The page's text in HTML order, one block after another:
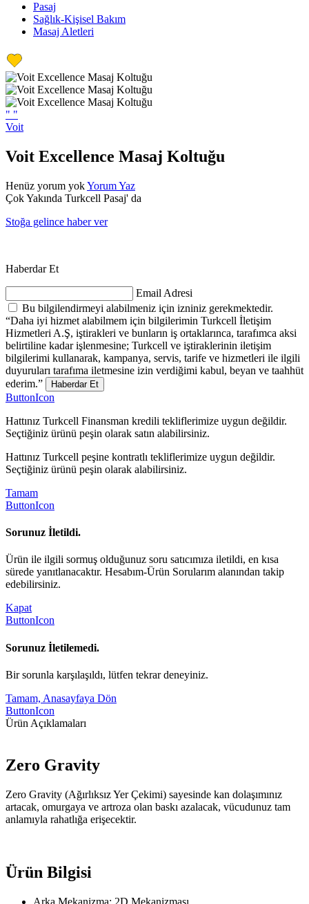
Pasaj
Sağlık-Kişisel Bakım
Masaj Aletleri
" "
Voit
Voit Excellence Masaj Koltuğu
Henüz yorum yokYorum Yaz
Çok Yakında Turkcell Pasaj' da
Stoğa gelince haber ver
Haberdar Et
Email Adresi
Bu bilgilendirmeyi alabilmeniz için izniniz gerekmektedir.
“Daha iyi hizmet alabilmem için bilgilerimin Turkcell İletişim
Hizmetleri A.Ş, iştirakleri ve bunların iş ortaklarınca, tarafımca aksi
belirtiline kadar işlenmesine; Turkcell ve iştiraklerinin iletişim
bilgilerimi kullanarak, kampanya, servis, tarife ve hizmetleri ile ilgili
duyuruları tarafıma iletmesine izin verdiğimi kabul, beyan ve taahhüt
ederim.”
Haberdar Et
ButtonIcon
Hattınız Turkcell Finansman kredili tekliflerimize uygun değildir.
Seçtiğiniz ürünü peşin olarak satın alabilirsiniz.
Hattınız Turkcell peşine kontratlı tekliflerimize uygun değildir.
Seçtiğiniz ürünü peşin olarak alabilirsiniz.
Tamam
ButtonIcon
Sorunuz İletildi.
Ürün ile ilgili sormuş olduğunuz soru satıcımıza iletildi, en kısa
sürede yanıtlanacaktır. Hesabım-Ürün Sorularım alanından takip
edebilirsiniz.
Kapat
ButtonIcon
Sorunuz İletilemedi.
Bir sorunla karşılaşıldı, lütfen tekrar deneyiniz.
Tamam, Anasayfaya Dön
ButtonIcon
Ürün Açıklamaları
Zero Gravity
Zero Gravity (Ağırlıksız Yer Çekimi) sayesinde kan dolaşımınız
artacak, omurgaya ve artroza olan baskı azalacak, vücudunuz tam
anlamıyla rahatlığa erişecektir.
Ürün Bilgisi
Arka Mekanizma: 2D Mekanizması